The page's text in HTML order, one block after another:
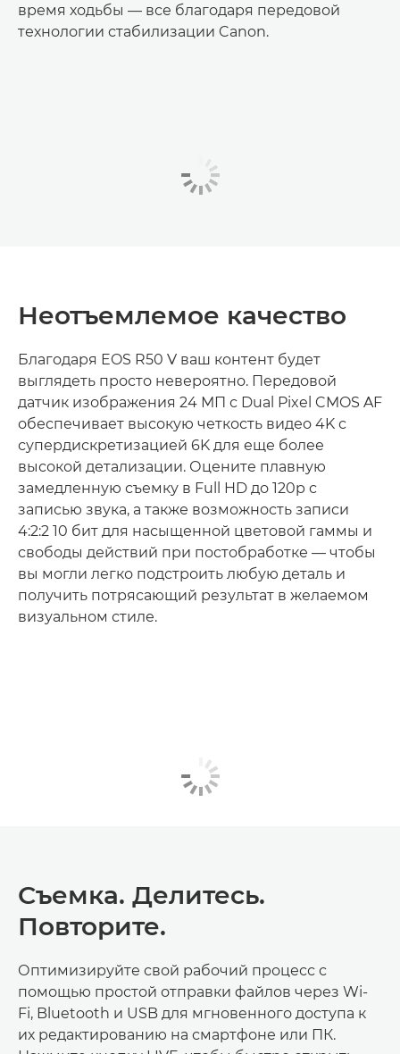
время ходьбы — все благодаря передовой
технологии стабилизации Canon.
Неотъемлемое качество
Благодаря EOS R50 V ваш контент будет
выглядеть просто невероятно. Передовой
датчик изображения 24 МП с Dual Pixel CMOS AF
обеспечивает высокую четкость видео 4K с
супердискретизацией 6K для еще более
высокой детализации. Оцените плавную
замедленную съемку в Full HD до 120p с
записью звука, а также возможность записи
4:2:2 10 бит для насыщенной цветовой гаммы и
свободы действий при постобработке — чтобы
вы могли легко подстроить любую деталь и
получить потрясающий результат в желаемом
визуальном стиле.
Съемка. Делитесь.
Повторите.
Оптимизируйте свой рабочий процесс с
помощью простой отправки файлов через Wi-
Fi, Bluetooth и USB для мгновенного доступа к
их редактированию на смартфоне или ПК.